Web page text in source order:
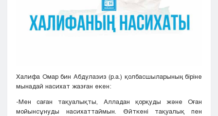
Уральск
Усть-Каменогорск
Халифа Омар бин Абдулазиз (р.а.) қолбасшыларының біріне
мынадай насихат жазған екен:
-Мен саған тақуалықты, Алладан қорқуды және Оған
мойынсұнуды насихаттаймын. Өйткені тақуалық пен